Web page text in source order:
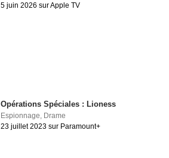
5 juin 2026 sur Apple TV
Opérations Spéciales : Lioness
Espionnage, Drame
23 juillet 2023 sur Paramount+